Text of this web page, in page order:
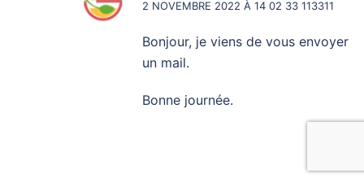
2 NOVEMBRE 2022 À 14 02 33 113311
Bonjour, je viens de vous envoyer
un mail.
Bonne journée.